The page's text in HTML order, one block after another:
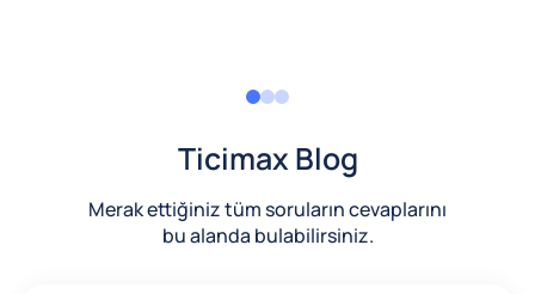
Ticimax Blog
Merak ettiğiniz tüm soruların cevaplarını
bu alanda bulabilirsiniz.